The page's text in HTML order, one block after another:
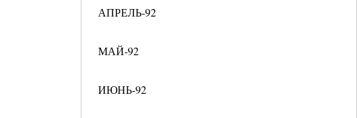
АПРЕЛЬ-92
МАЙ-92
ИЮНЬ-92